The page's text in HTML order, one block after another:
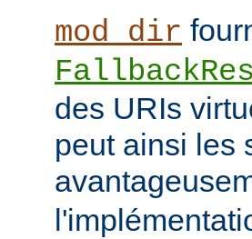
mod_dir
des URIs
peut ainsi les